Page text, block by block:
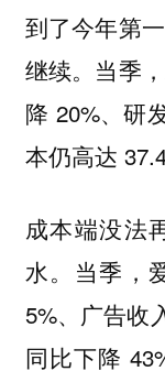
到了今年第
继续。当季
降 20%、研
本仍高达
成本端没法
水。当季，
5%、广告收
同比下降